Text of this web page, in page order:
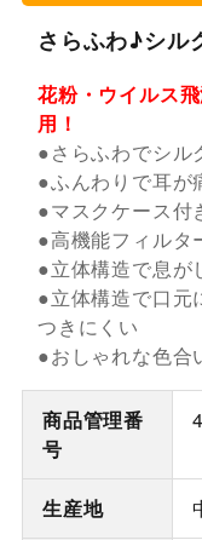
さらふわ♪シル
花粉・ウイルス
用！
●さらふわでシル
●ふんわりで耳が
●マスクケース付
●高機能フィルタ
●立体構造で息が
●立体構造で口元
つきにくい
●おしゃれな色合
商品管理番
号
生産地